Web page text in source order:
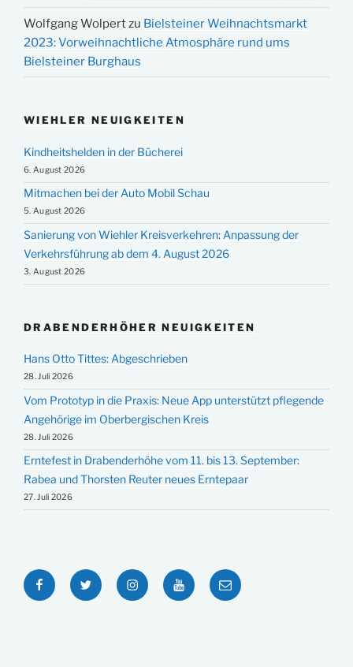
Wolfgang Wolpertzu Bielsteiner Weihnachtsmarkt
2023: Vorweihnachtliche Atmosphäre rund ums
Bielsteiner Burghaus
WIEHLER NEUIGKEITEN
Kindheitshelden in der Bücherei
6. August 2026
Mitmachen bei der Auto Mobil Schau
5. August 2026
Sanierung von Wiehler Kreisverkehren: Anpassung der
Verkehrsführung ab dem 4. August 2026
3. August 2026
DRABENDERHÖHER NEUIGKEITEN
Hans Otto Tittes: Abgeschrieben
28. Juli 2026
Vom Prototyp in die Praxis: Neue App unterstützt pflegende
Angehörige im Oberbergischen Kreis
28. Juli 2026
Erntefest in Drabenderhöhe vom 11. bis 13. September:
Rabea und Thorsten Reuter neues Erntepaar
27. Juli 2026
FacebookTwitter InstagramYouTubeE-
Mail